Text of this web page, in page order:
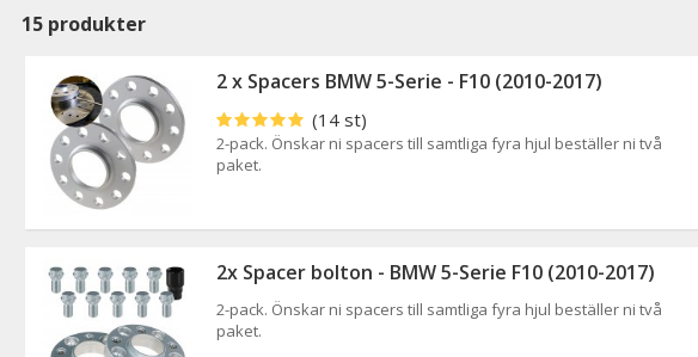
15 produkter
2 x Spacers BMW 5-Serie - F10 (2010-2017)
(14 st)
2-pack. Önskar ni spacers till samtliga fyra hjul beställer ni två
paket.
2x Spacer bolton - BMW 5-Serie F10 (2010-2017)
2-pack. Önskar ni spacers till samtliga fyra hjul beställer ni två
paket.